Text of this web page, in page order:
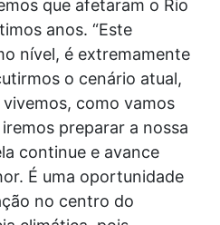
que afetaram o Rio
anos. “Este
nível, é extremamente
o cenário atual,
como vamos
preparar a nossa
continue e avance
É uma oportunidade
no centro do